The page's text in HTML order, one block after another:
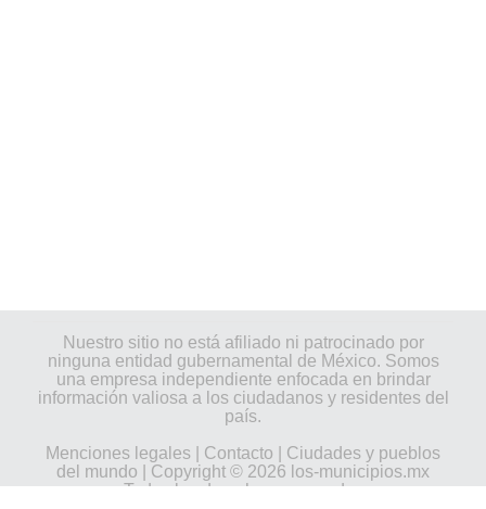
Nuestro sitio no está afiliado ni patrocinado por
ninguna entidad gubernamental de México. Somos
una empresa independiente enfocada en brindar
información valiosa a los ciudadanos y residentes del
país.
Menciones legales
Contacto
Ciudades y pueblos
del mundo | Copyright © 2026 los-municipios.mx
Todos los derechos reservados